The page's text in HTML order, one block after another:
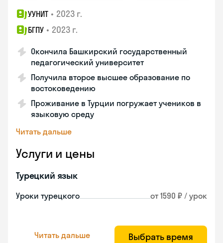
УУНИТ • 2023 г.
БГПУ • 2023 г.
Окончила Башкирский государственный
педагогический университет
Получила второе высшее образование по
востоковедению
Проживание в Турции погружает учеников в
языковую среду
Читать дальше
Услуги и цены
Турецкий язык
Уроки турецкого от 1590 ₽ / урок
Читать дальше Выбрать время